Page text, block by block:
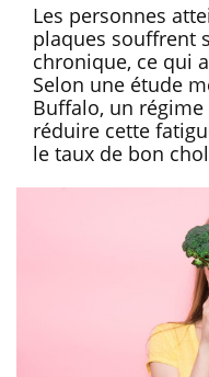
Les personnes
plaques souffrent
chronique, ce qui
Selon une étude
Buffalo, un
réduire cette
le taux de bon